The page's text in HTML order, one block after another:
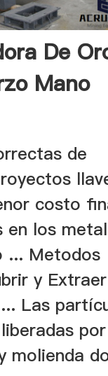
De
Mano
de
costo
en los
... Metodos
y Extraer
Las
por
molienda